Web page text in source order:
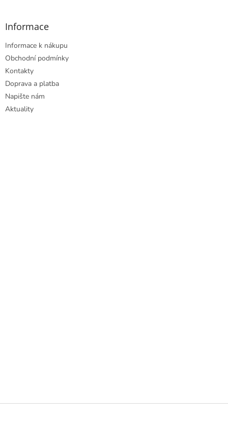
Informace
Informace k nákupu
Obchodní podmínky
Kontakty
Doprava a platba
Napište nám
Aktuality